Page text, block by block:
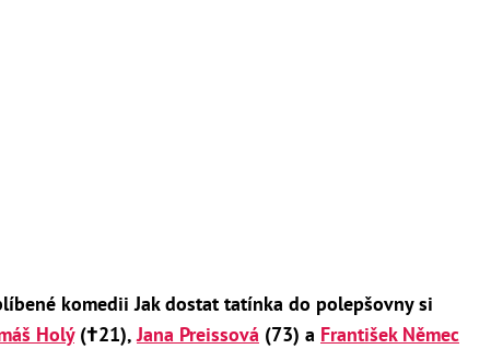
komedii Jak dostat tatínka do polepšovny si
Holý(†21),Jana Preissová (73) a František Němec